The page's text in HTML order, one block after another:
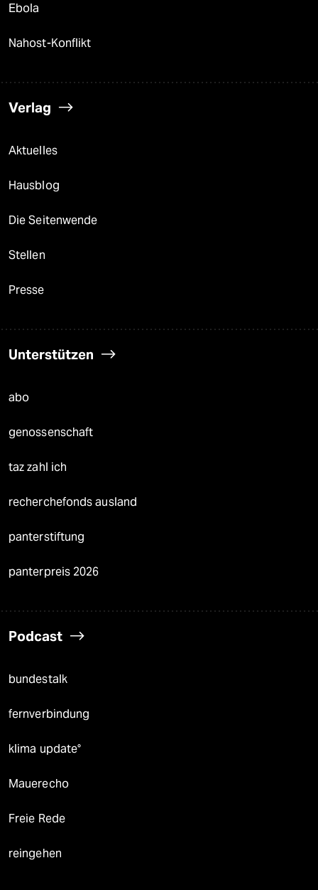
Ebola
Nahost-Konflikt
Verlag
Aktuelles
Hausblog
Die Seitenwende
Stellen
Presse
Unterstützen
abo
genossenschaft
taz zahl ich
recherchefonds ausland
panterstiftung
panterpreis 2026
Podcast
bundestalk
fernverbindung
klima update°
Mauerecho
Freie Rede
reingehen